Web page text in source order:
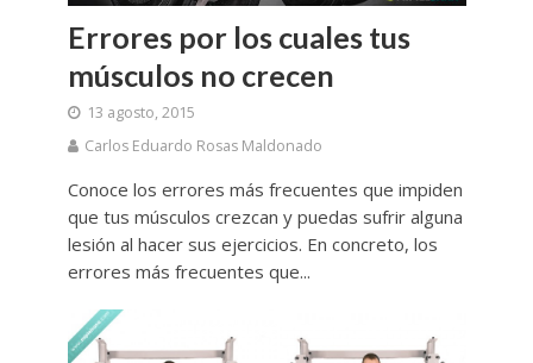
Errores por los cuales tus
músculos no crecen
13 agosto, 2015
Carlos Eduardo Rosas Maldonado
Conoce los errores más frecuentes que impiden
que tus músculos crezcan y puedas sufrir alguna
lesión al hacer sus ejercicios. En concreto, los
errores más frecuentes que...